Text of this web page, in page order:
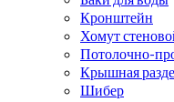
Кронштейн
Хомут
Потолочно-
Крышная
Шибер